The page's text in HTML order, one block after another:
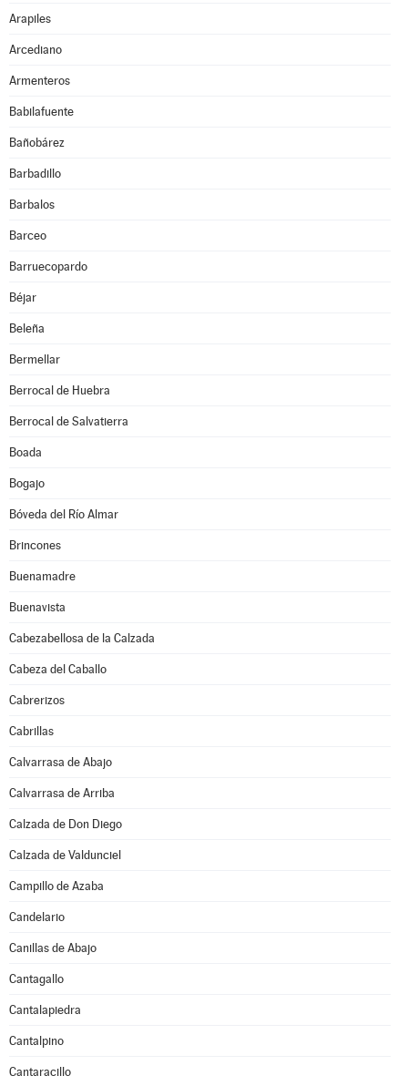
Arapiles
Arcediano
Armenteros
Babilafuente
Bañobárez
Barbadillo
Barbalos
Barceo
Barruecopardo
Béjar
Beleña
Bermellar
Berrocal de Huebra
Berrocal de Salvatierra
Boada
Bogajo
Bóveda del Río Almar
Brincones
Buenamadre
Buenavista
Cabezabellosa de la Calzada
Cabeza del Caballo
Cabrerizos
Cabrillas
Calvarrasa de Abajo
Calvarrasa de Arriba
Calzada de Don Diego
Calzada de Valdunciel
Campillo de Azaba
Candelario
Canillas de Abajo
Cantagallo
Cantalapiedra
Cantalpino
Cantaracillo